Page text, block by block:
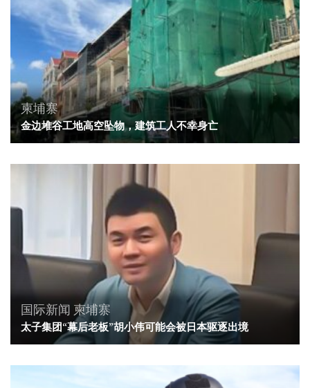
柬埔寨
金边堆谷工地高空坠物，建筑工人不幸身亡
国际新闻 柬埔寨
太子集团“幕后老板”胡小伟可能会被日本驱逐出境